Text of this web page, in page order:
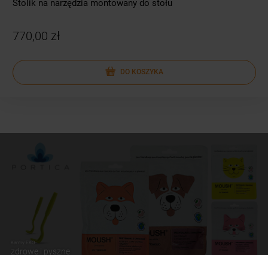
Stolik na narzędzia montowany do stołu
770,00 zł
DO KOSZYKA
Karmy EKO
zdrowe i pyszne